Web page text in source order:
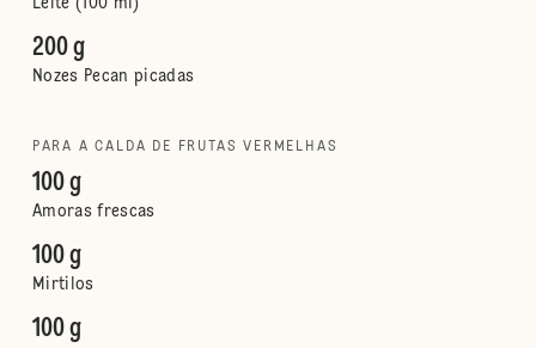
Leite (100 ml)
200 g
Nozes Pecan picadas
PARA A CALDA DE FRUTAS VERMELHAS
100 g
Amoras frescas
100 g
Mirtilos
100 g